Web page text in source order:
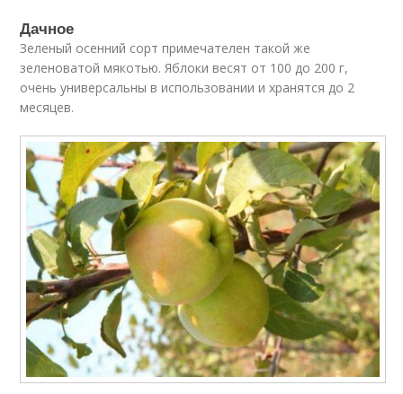
Дачное
Зеленый осенний сорт примечателен такой же
зеленоватой мякотью. Яблоки весят от 100 до 200 г,
очень универсальны в использовании и хранятся до 2
месяцев.